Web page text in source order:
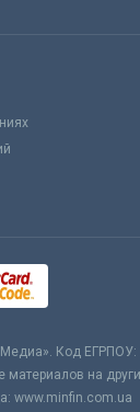
Код ЕГРПОУ:
на
www.minfin.com.ua